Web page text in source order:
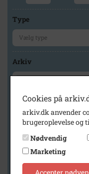
Type
Arkiv
Geografi
Generelt
Vis kun med billeder
Cookies på
arkiv.dk anvender
brugeroplevelse og
Nødvendig
Marketing
Accepter